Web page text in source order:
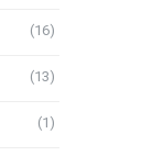
(16)
(13)
(1)